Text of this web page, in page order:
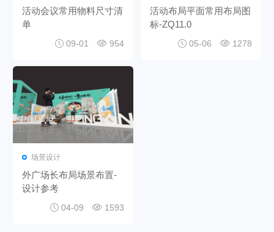
活动会议常用物料尺寸清
单
09-01 954
活动布局平面常用布局图
标-ZQ11.0
05-06 1278
场景设计
外广场长布局场景布置-
设计参考
04-09 1593